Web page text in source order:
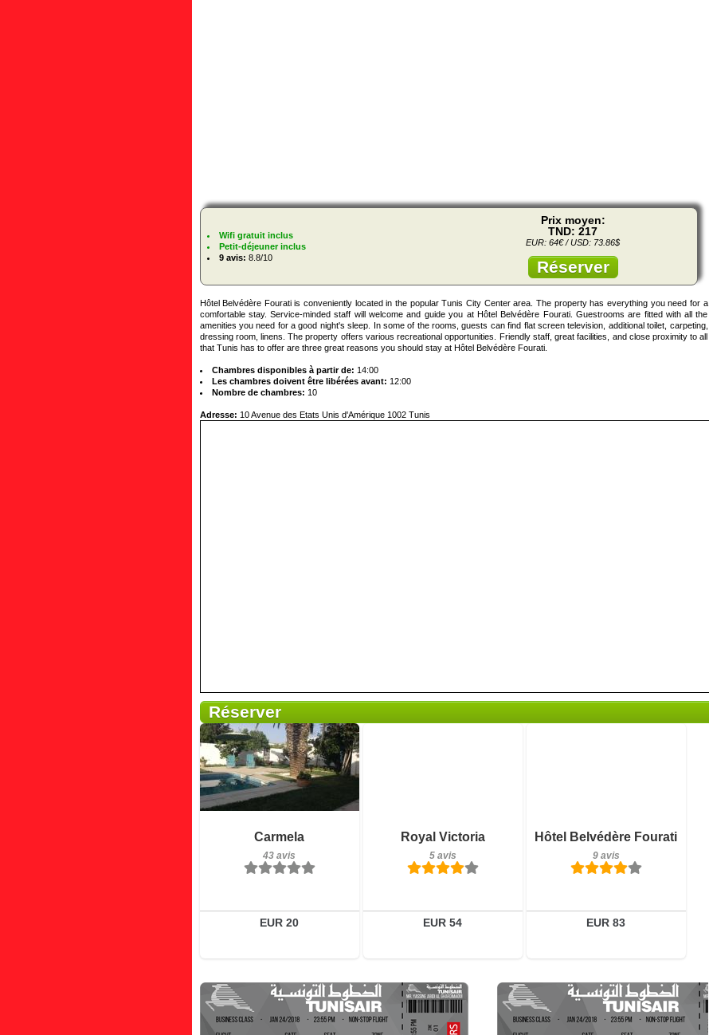
Wifi gratuit inclus
Petit-déjeuner inclus
9 avis: 8.8/10
Prix moyen:
TND: 217
EUR: 64€ / USD: 73.86$
Réserver
Hôtel Belvédère Fourati is conveniently located in the popular Tunis City Center area. The property has everything you need for a
comfortable stay. Service-minded staff will welcome and guide you at Hôtel Belvédère Fourati. Guestrooms are fitted with all the
amenities you need for a good night's sleep. In some of the rooms, guests can find flat screen television, additional toilet, carpeting,
dressing room, linens. The property offers various recreational opportunities. Friendly staff, great facilities, and close proximity to all
that Tunis has to offer are three great reasons you should stay at Hôtel Belvédère Fourati.
Chambres disponibles à partir de: 14:00
Les chambres doivent être libérées avant: 12:00
Nombre de chambres: 10
Adresse: 10 Avenue des Etats Unis d'Amérique 1002 Tunis
Réserver
Carmela
43 avis
EUR 20
43 avis
Détails
Réserver
Royal Victoria
5 avis
EUR 54
5 avis
Détails
Réserver
Hôtel Belvédère Fourati
9 avis
EUR 83
Détails
Réserver